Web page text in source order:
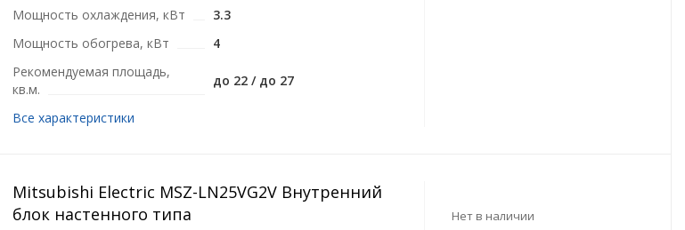
Мощность охлаждения, кВт
3.3
Мощность обогрева, кВт
4
Рекомендуемая площадь,
кв.м.
до 22 / до 27
Все характеристики
Mitsubishi Electric MSZ-LN25VG2V Внутренний
блок настенного типа
Нет в наличии